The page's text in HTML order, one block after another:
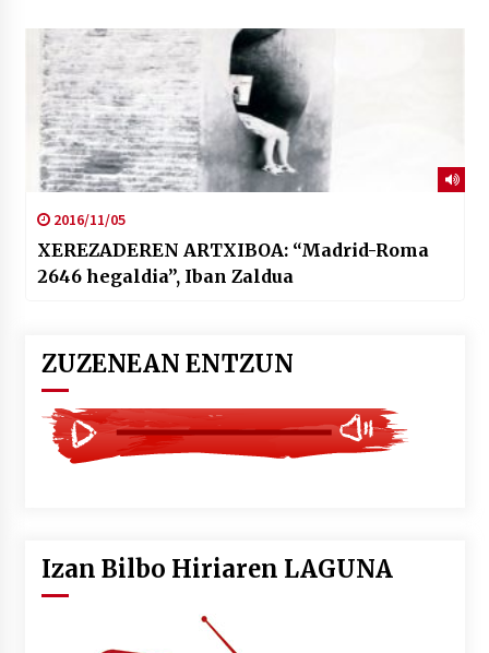
2016/11/05
XEREZADEREN ARTXIBOA: “Madrid-Roma
2646 hegaldia”, Iban Zaldua
ZUZENEAN ENTZUN
Izan Bilbo Hiriaren LAGUNA